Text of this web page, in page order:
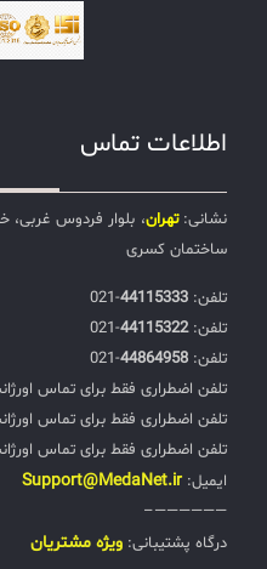
اطلاعات تماس
نشانی:تهران، بلوار فردوس غربی،
ساختمان کسری
تلفن:‌ 44115333
-021
تلفن:‌44115322
-021
تلفن:‌ 44864958
-021
تلفن اضطراری فقط برای تماس
تلفن اضطراری فقط برای تماس
تلفن اضطراری فقط برای تماس
ایمیل: Support@MedaNet.ir
——————–
درگاه پشتیبانی: ويژه مشتریان